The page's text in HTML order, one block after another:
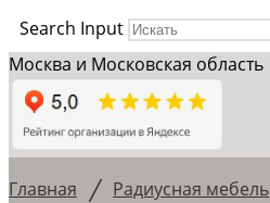
Search Input
Москва и Московская область
Главная / Радиусная мебель